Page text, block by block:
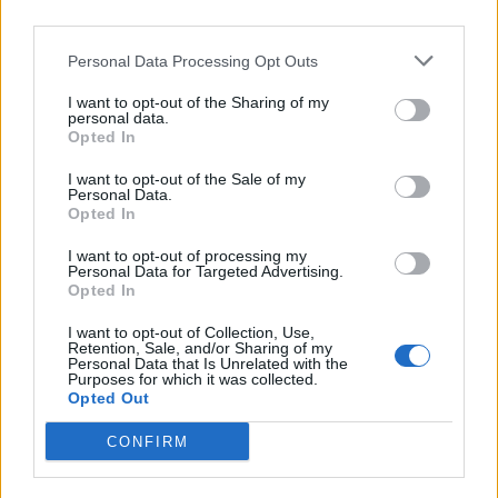
Personal Data Processing Opt Outs
I want to opt-out of the Sharing of my
personal data.
Opted In
I want to opt-out of the Sale of my
Personal Data.
Opted In
I want to opt-out of processing my
Personal Data for Targeted Advertising.
Opted In
I want to opt-out of Collection, Use,
Retention, Sale, and/or Sharing of my
Personal Data that Is Unrelated with the
Purposes for which it was collected.
Opted Out
CONFIRM
completamente sbagliate o con errori,
per cui se proprio dovete copiare fate
massima attenzione e controllate ogni
procedimento. Il nostro consiglio rimane
chiedere ai vostri prof se avete dubbi su
sono più disponibili durante l’esame. 🙂
COMMENTI